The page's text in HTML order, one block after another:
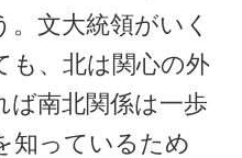
文大統領がいく
も、北は関心の外
ば南北関係は一歩
知っているため